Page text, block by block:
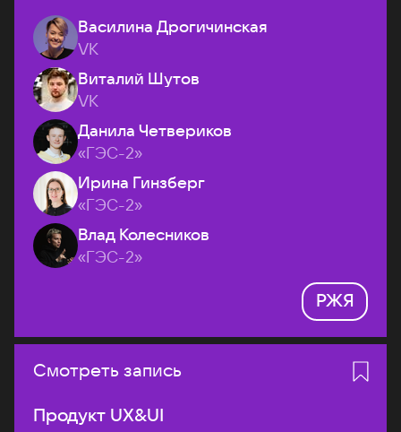
Василина Дрогичинская
VK
Виталий Шутов
VK
Данила Четвериков
«ГЭС-2»
Ирина Гинзберг
«ГЭС-2»
Влад Колесников
«ГЭС-2»
РЖЯ
Смотреть запись
Продукт UX&UI